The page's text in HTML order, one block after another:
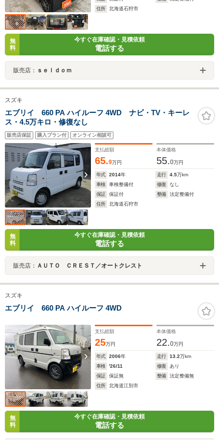
住所
北海道石狩市
無
料
今すぐ在庫確認・見積依頼
電話する
販売店： ｓｅｌｄｏｍ
スズキ
エブリイ 660 PA ハイルーフ 4WD ナビ・TV・キーレ
ス・4.5万キロ・修復なし
販売店保証 購入プラン付 オンライン相談可
支払総額
65.9万円
本体価格
55.0万円
年式 2014年 走行 4.5万km
車検
車検整備付 修復
なし
保証
保証付 整備
法定整備付
住所
北海道石狩市
無
料
今すぐ在庫確認・見積依頼
電話する
販売店： ＡＵＴＯ ＣＲＥＳＴ／オートクレスト
スズキ
エブリイ 660 PA ハイルーフ 4WD
支払総額
25万円
本体価格
22.0万円
年式 2006年 走行 13.2万km
車検
'26/11 修復
あり
保証
保証無 整備
法定整備無
住所
北海道江別市
無
料
今すぐ在庫確認・見積依頼
電話する